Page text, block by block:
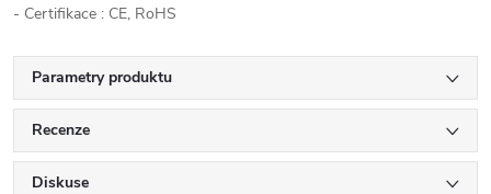
- Certifikace : CE, RoHS
Parametry produktu
Recenze
Diskuse